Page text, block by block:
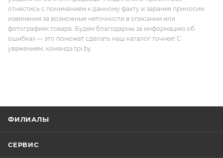
отнестись с пониманием к данному факту и заранее приносим
извинения за возможные неточности в описании или
фотографиях товара. Будем благодарны за информацию об
ошибках — это поможет сделать наш каталог точнее! С
уважением, команда tpi.by.
ФИЛИАЛЫ
СЕРВИС